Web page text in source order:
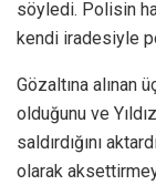
söyledi. Polisin
kendi iradesiyle
Gözaltına alınan
olduğunu ve
saldırdığını
olarak